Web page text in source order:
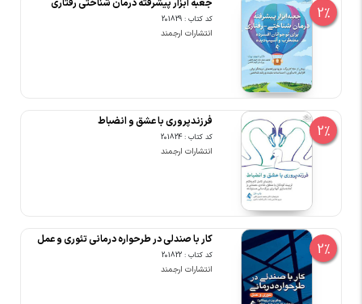
2%
جعبه ابزار پیشرفته درمان شناختی رفتاری
کد کتاب : 201829
انتشارات ارجمند
2%
فرزندپروری با عشق و انضباط
کد کتاب : 201824
انتشارات ارجمند
2%
کار با صندلی در طرحواره درمانی تئوری و عمل
کد کتاب : 201822
انتشارات ارجمند